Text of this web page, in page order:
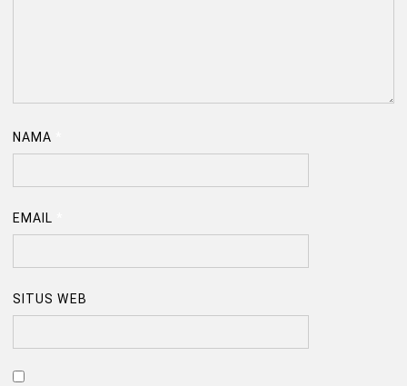
NAMA
EMAIL
SITUS WEB